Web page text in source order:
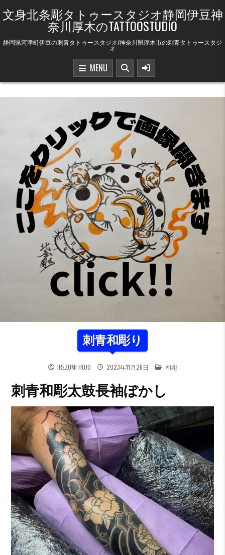
文身北条彫タトゥースタジオ静岡伊豆神
奈川厚木のTATTOOSTUDIO
静岡県河津町伊豆の刺青タトゥースタジオ/神奈川県厚木市の刺青タトゥースタジ
オ
MENU
刺青和彫り
IREZUMI HOJO 2023年11月26日 POSTED IN
和彫
刺青和彫太鼓長袖ぼかし